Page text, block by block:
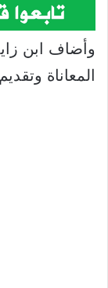
وأضاف ابن
المعاناة